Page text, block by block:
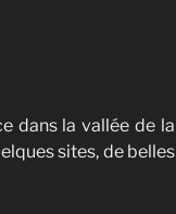
dans la vallée de la
sites, de belles